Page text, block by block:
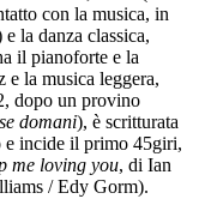
con la musica, in
la danza classica,
il pianoforte e la
e la musica leggera,
dopo un provino
domani), è scritturata
e incide il primo 45giri,
me loving you, di Ian
/ Edy Gorm).